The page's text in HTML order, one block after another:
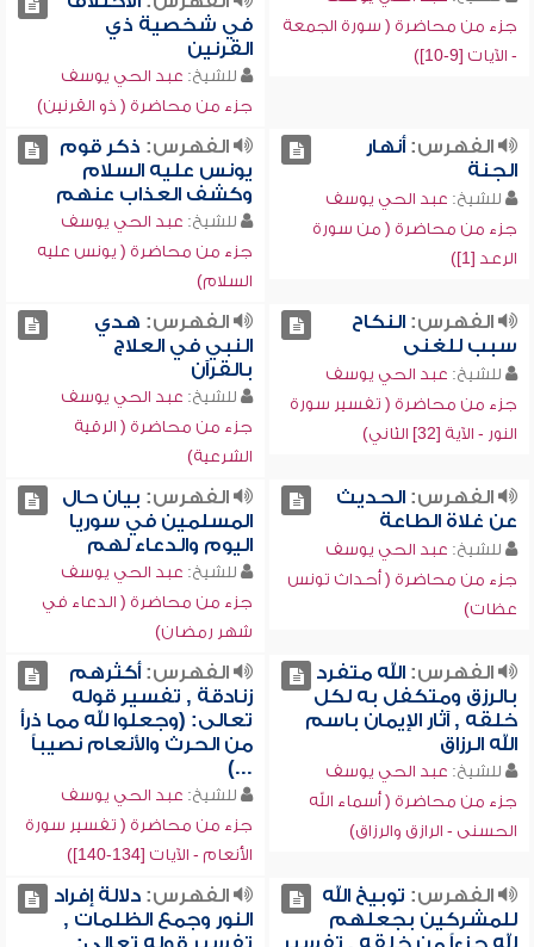
جزء من محاضرة ( سورة الجمعة
- الآيات [9-10])
في شخصية ذي
القرنين
للشيخ: عبد الحي يوسف
جزء من محاضرة ( ذو القرنين)
الفهرس:أنهار
الجنة
للشيخ: عبد الحي يوسف
جزء من محاضرة ( من سورة
الرعد [1])
الفهرس: ذكر قوم
يونس عليه السلام
وكشف العذاب عنهم
للشيخ: عبد الحي يوسف
جزء من محاضرة ( يونس عليه
السلام)
الفهرس:النكاح
سبب للغنى
للشيخ: عبد الحي يوسف
جزء من محاضرة ( تفسير سورة
النور - الآية [32] الثاني)
الفهرس: هدي
النبي في العلاج
بالقرآن
للشيخ: عبد الحي يوسف
جزء من محاضرة ( الرقية
الشرعية)
الفهرس:الحديث
عن غلاة الطاعة
للشيخ: عبد الحي يوسف
جزء من محاضرة ( أحداث تونس
عظات)
الفهرس: بيان حال
المسلمين في سوريا
اليوم والدعاء لهم
للشيخ: عبد الحي يوسف
جزء من محاضرة ( الدعاء في
شهر رمضان)
الفهرس:الله متفرد
بالرزق ومتكفل به لكل
خلقه , آثار الإيمان باسم
الله الرزاق
للشيخ: عبد الحي يوسف
جزء من محاضرة ( أسماء الله
الحسنى - الرازق والرزاق)
الفهرس:أكثرهم
زنادقة , تفسير قوله
تعالى: (وجعلوا لله مما ذرأ
من الحرث والأنعام نصيباً
...)
للشيخ: عبد الحي يوسف
جزء من محاضرة ( تفسير سورة
الأنعام - الآيات [134-140])
الفهرس: توبيخ الله
للمشركين بجعلهم
الفهرس:دلالة إفراد
النور وجمع الظلمات ,